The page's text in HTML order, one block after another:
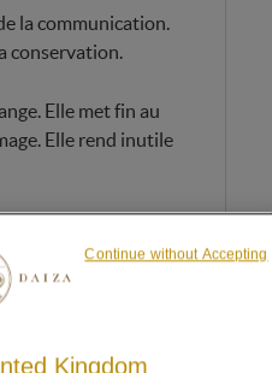
la communication.
conservation.
Elle met fin au
Elle rend inutile
Mais
doute, on retarde, on
Kingdom
Continue without Accepting